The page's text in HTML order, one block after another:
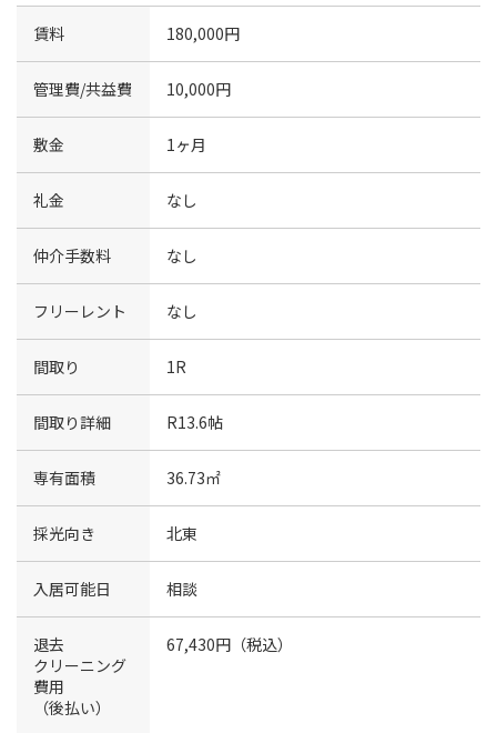
賃料 180,000円
管理費/共益費 10,000円
敷金 1ヶ月
礼金 なし
仲介手数料 なし
フリーレント なし
間取り 1R
間取り詳細 R13.6帖
専有面積 36.73㎡
採光向き 北東
入居可能日 相談
退去
クリーニング
費用
（後払い）
67,430円（税込）